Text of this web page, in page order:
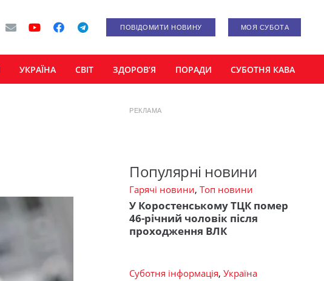
ПОВІДОМИТИ НОВИНУ МОЯ СУБОТА
УКРАЇНА СВІТ ЗДОРОВ’Я ПОРАДИ СУБОТНЯ КАВА
РЕКЛАМА
Популярні новини
Гарячі новини, Топ новини
У Коростенському ТЦК помер
46-річний чоловік після
проходження ВЛК
Суботня інформація, Україна